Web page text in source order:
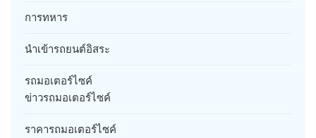
การทหาร
นำเข้ารถยนต์อิสระ
รถมอเตอร์ไซค์
ข่าวรถมอเตอร์ไซค์
ราคารถมอเตอร์ไซค์